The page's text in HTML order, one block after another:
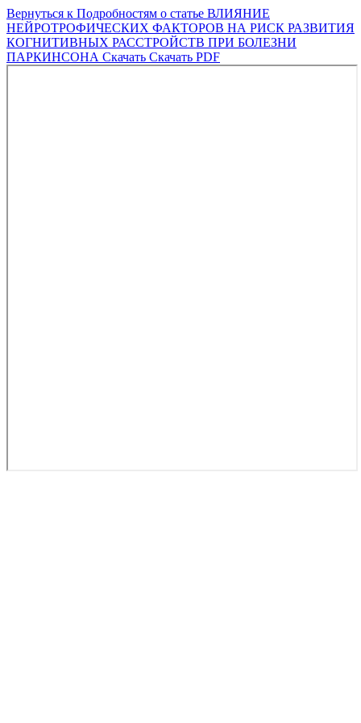
Вернуться к Подробностям о статье ВЛИЯНИЕ
НЕЙРОТРОФИЧЕСКИХ ФАКТОРОВ НА РИСК РАЗВИТИЯ
КОГНИТИВНЫХ РАССТРОЙСТВ ПРИ БОЛЕЗНИ
ПАРКИНСОНА Скачать Скачать PDF